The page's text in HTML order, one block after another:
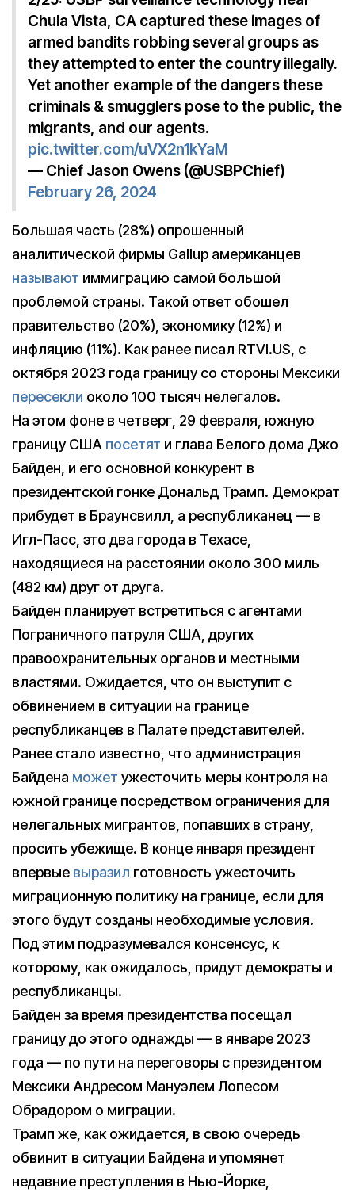
Chula Vista, CA captured these images of
armed bandits robbing several groups as
they attempted to enter the country illegally.
Yet another example of the dangers these
criminals & smugglers pose to the public, the
migrants, and our agents.
pic.twitter.com/uVX2n1kYaM
— Chief Jason Owens (@USBPChief)
February 26, 2024
Большая часть (28%) опрошенный
аналитической фирмы Gallup американцев
называют иммиграцию самой большой
проблемой страны. Такой ответ обошел
правительство (20%), экономику (12%) и
инфляцию (11%). Как ранее писал RTVI.US, с
октября 2023 года границу со стороны Мексики
пересекли около 100 тысяч нелегалов.
На этом фоне в четверг, 29 февраля, южную
границу США посетят и глава Белого дома Джо
Байден, и его основной конкурент в
президентской гонке Дональд Трамп. Демократ
прибудет в Браунсвилл, а республиканец — в
Игл-Пасс, это два города в Техасе,
находящиеся на расстоянии около 300 миль
(482 км) друг от друга.
Байден планирует встретиться с агентами
Пограничного патруля США, других
правоохранительных органов и местными
властями. Ожидается, что он выступит с
обвинением в ситуации на границе
республиканцев в Палате представителей.
Ранее стало известно, что администрация
Байдена может ужесточить меры контроля на
южной границе посредством ограничения для
нелегальных мигрантов, попавших в страну,
просить убежище. В конце января президент
впервые выразил готовность ужесточить
миграционную политику на границе, если для
этого будут созданы необходимые условия.
Под этим подразумевался консенсус, к
которому, как ожидалось, придут демократы и
республиканцы.
Байден за время президентства посещал
границу до этого однажды — в январе 2023
года — по пути на переговоры с президентом
Мексики Андресом Мануэлем Лопесом
Обрадором о миграции.
Трамп же, как ожидается, в свою очередь
обвинит в ситуации Байдена и упомянет
недавние преступления в Нью-Йорке,